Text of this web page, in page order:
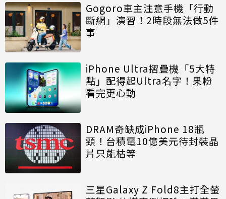
Gogoro車主注意手機「行動
斷網」演習！2時段無法做5件
事
iPhone Ultra摺疊機「5大特
點」配得起Ultra名字！果粉
看完更心動
DRAM奇缺成iPhone 18瓶
頸！台積電10億美元待封裝晶
片只能枯等
三星Galaxy Z Fold8主打全螢